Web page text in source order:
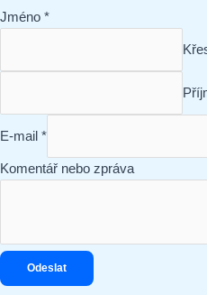
Jméno *
E-mail *
nebo
Komentář nebo zpráva
Odeslat